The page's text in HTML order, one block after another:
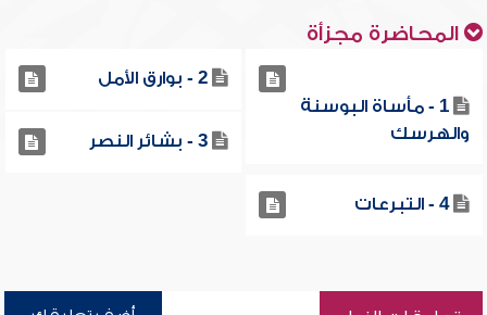
المحاضرة مجزأة
1 - مأساة البوسنة
والهرسك
2 - بوارق الأمل
3 - بشائر النصر
4 - التبرعات